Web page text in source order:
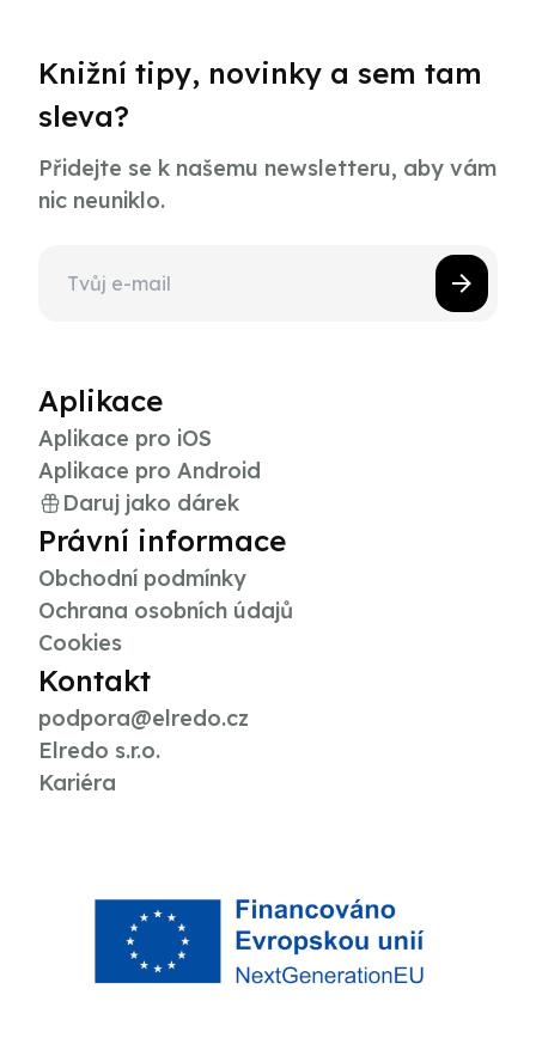
Knižní tipy, novinky a sem tam
sleva?
Přidejte se k našemu newsletteru, aby vám
nic neuniklo.
Aplikace
Aplikace pro iOS
Aplikace pro Android
Daruj jako dárek
Právní informace
Obchodní podmínky
Ochrana osobních údajů
Cookies
Kontakt
podpora@elredo.cz
Elredo s.r.o.
Kariéra